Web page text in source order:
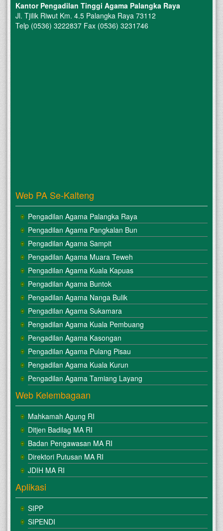
Kantor Pengadilan Tinggi Agama Palangka Raya
Jl. Tjilik Riwut Km. 4.5 Palangka Raya 73112
Telp (0536) 3222837 Fax (0536) 3231746
Web PA Se-Kalteng
Pengadilan Agama Palangka Raya
Pengadilan Agama Pangkalan Bun
Pengadilan Agama Sampit
Pengadilan Agama Muara Teweh
Pengadilan Agama Kuala Kapuas
Pengadilan Agama Buntok
Pengadilan Agama Nanga Bulik
Pengadilan Agama Sukamara
Pengadilan Agama Kuala Pembuang
Pengadilan Agama Kasongan
Pengadilan Agama Pulang Pisau
Pengadilan Agama Kuala Kurun
Pengadilan Agama Tamiang Layang
Web Kelembagaan
Mahkamah Agung RI
Ditjen Badilag MA RI
Badan Pengawasan MA RI
Direktori Putusan MA RI
JDIH MA RI
Aplikasi
SIPP
SIPENDI